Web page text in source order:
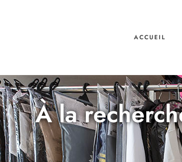
ACCUEIL
À la